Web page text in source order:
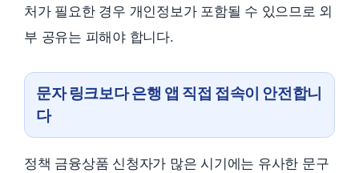
처가 필요한 경우 개인정보가 포함될 수 있으므로 외
부 공유는 피해야 합니다.
문자 링크보다 은행 앱 직접 접속이 안전합니
다
정책 금융상품 신청자가 많은 시기에는 유사한 문구